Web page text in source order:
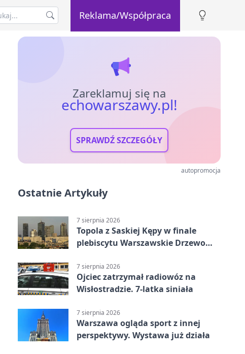
Reklama/Współpraca
Zareklamuj się na
echowarszawy.pl!
SPRAWDŹ SZCZEGÓŁY
autopromocja
Ostatnie Artykuły
7 sierpnia 2026
Topola z Saskiej Kępy w finale
plebiscytu Warszawskie Drzewo
7 sierpnia 2026
Ojciec zatrzymał radiowóz na
Wisłostradzie. 7-latka siniała
7 sierpnia 2026
Warszawa ogląda sport z innej
perspektywy. Wystawa już działa